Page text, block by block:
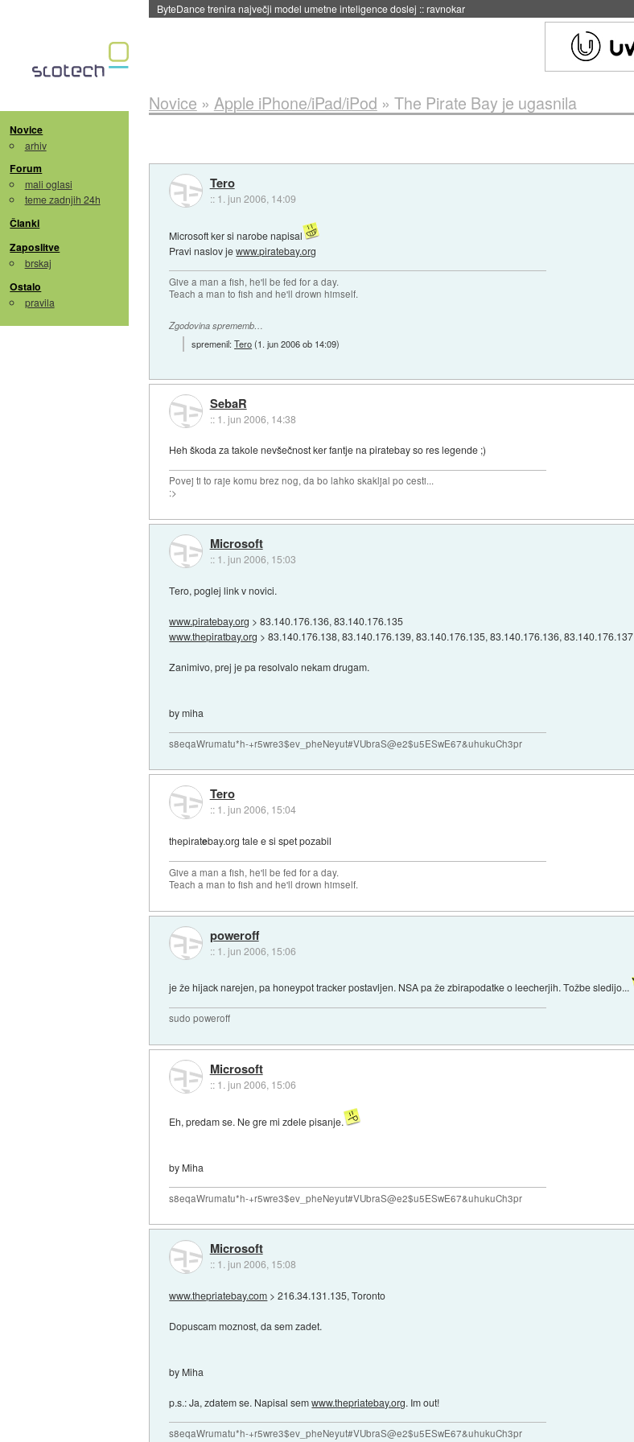
Spletne strani začele streči oglase za agente umetne inteligence::danes ob 21:23
Novice
arhiv
Forum
mali oglasi
teme zadnjih 24h
Članki
Zaposlitve
brskaj
Ostalo
pravila
Novice » Apple iPhone/iPad/iPod » The Pirate Bay je ugasnila
Tero
:: 1. jun 2006, 14:09
Microsoft ker si narobe napisal
Pravi naslov jewww.piratebay.org
Give a man a fish, he'll be fed for a day.
Teach a man to fish and he'll drown himself.
Zgodovina sprememb…
spremenil:Tero(1. jun 2006 ob 14:09)
SebaR
:: 1. jun 2006, 14:38
Heh škoda za takole nevšečnost ker fantje na piratebay so res legende ;)
Povej ti to raje komu brez nog, da bo lahko skakljal po cesti...
:>
Microsoft
:: 1. jun 2006, 15:03
Tero, poglej link v novici.
www.piratebay.org > 83.140.176.136, 83.140.176.135
www.thepiratbay.org > 83.140.176.138, 83.140.176.139, 83.140.176.135, 83.140.176.136, 83.140.176.137
Zanimivo, prej je pa resolvalo nekam drugam.
by miha
s8eqaWrumatu*h-+r5wre3$ev_pheNeyut#VUbraS@e2$u5ESwE67&uhukuCh3pr
Tero
:: 1. jun 2006, 15:04
thepiratebay.org tale e si spet pozabil
Give a man a fish, he'll be fed for a day.
Teach a man to fish and he'll drown himself.
poweroff
:: 1. jun 2006, 15:06
je že hijack narejen, pa honeypot tracker postavljen. NSA pa že zbirapodatke o leecherjih. Tožbe sledijo...
sudo poweroff
Microsoft
:: 1. jun 2006, 15:06
Eh, predam se. Ne gre mi zdele pisanje.
by Miha
s8eqaWrumatu*h-+r5wre3$ev_pheNeyut#VUbraS@e2$u5ESwE67&uhukuCh3pr
Microsoft
:: 1. jun 2006, 15:08
www.thepriatebay.com > 216.34.131.135, Toronto
Dopuscam moznost, da sem zadet.
by Miha
p.s.: Ja, zdatem se. Napisal semwww.thepriatebay.org. Im out!
s8eqaWrumatu*h-+r5wre3$ev_pheNeyut#VUbraS@e2$u5ESwE67&uhukuCh3pr